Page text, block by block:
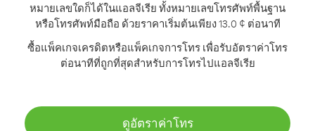
หมายเลขใดก็ได้ในแอลจีเรีย ทั้งหมายเลขโทรศัพท์พื้นฐาน
หรือโทรศัพท์มือถือ ด้วยราคาเริ่มต้นเพียง 13.0 ¢ ต่อนาที
ซื้อแพ็คเกจเครดิตหรือแพ็คเกจการโทร เพื่อรับอัตราค่าโทร
ต่อนาทีที่ถูกที่สุดสำหรับการโทรไปแอลจีเรีย
ดูอัตราค่าโทร